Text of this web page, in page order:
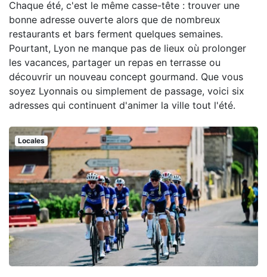
Chaque été, c'est le même casse-tête : trouver une
bonne adresse ouverte alors que de nombreux
restaurants et bars ferment quelques semaines.
Pourtant, Lyon ne manque pas de lieux où prolonger
les vacances, partager un repas en terrasse ou
découvrir un nouveau concept gourmand. Que vous
soyez Lyonnais ou simplement de passage, voici six
adresses qui continuent d'animer la ville tout l'été.
Locales